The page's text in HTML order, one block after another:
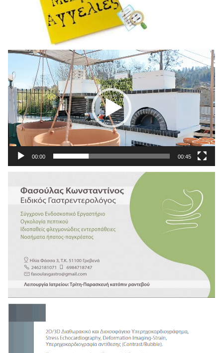
Πρόγραμμα
Αναπαραγωγής
Βίντεο
00:00 00:45